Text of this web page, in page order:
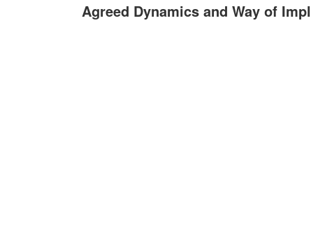
Agreed Dynamics and Way of